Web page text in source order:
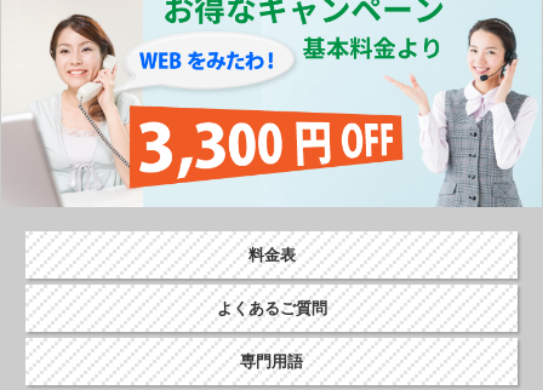
ビ
ゲ
ー
シ
ョ
ン
料金表
よくあるご質問
専門用語